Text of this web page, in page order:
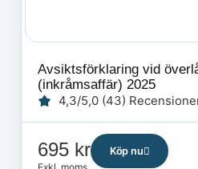
Avsiktsförklaring vid
(inkråmsaffär) 2025
4,3/5,0 (43)
695 kr Köp nu